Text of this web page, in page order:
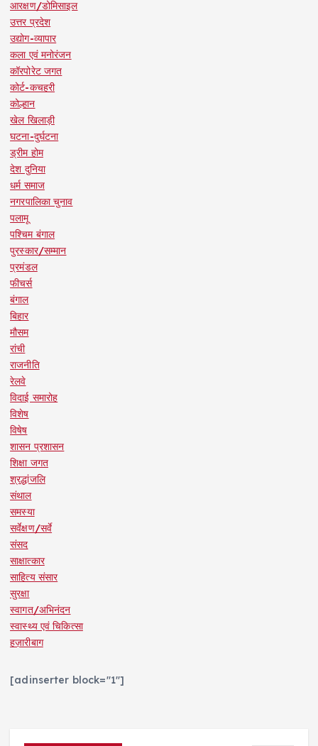
आरक्षण/डोमिसाइल
उत्तर प्रदेश
उद्योग-व्यापार
कला एवं मनोरंजन
कॉरपोरेट जगत
कोर्ट-कचहरी
कोल्हान
खेल खिलाड़ी
घटना-दुर्घटना
ड्रीम होम
देश दुनिया
धर्म समाज
नगरपालिका चुनाव
पलामू
पश्चिम बंगाल
पुरस्कार/सम्मान
प्रमंडल
फीचर्स
बंगाल
बिहार
मौसम
रांची
राजनीति
रेलवे
विदाई समारोह
विशेष
विषेष
शासन प्रशासन
शिक्षा जगत
श्रद्धांजलि
संथाल
समस्या
सर्वेक्षण/सर्वे
संसद
साक्षात्कार
साहित्य संसार
सुरक्षा
स्वागत/अभिनंदन
स्वास्थ्य एवं चिकित्सा
हज़ारीबाग
[adinserter block="1"]